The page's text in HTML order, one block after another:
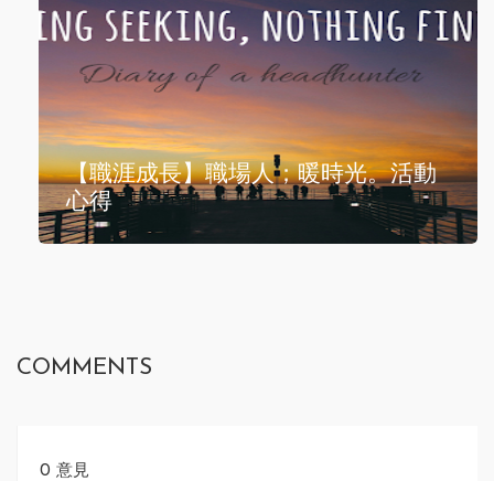
【職涯成長】職場人；暖時光。活動
心得
COMMENTS
0 意見